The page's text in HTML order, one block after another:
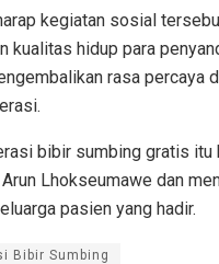
kegiatan sosial
kualitas hidup para
rasa percaya
bibir sumbing gratis itu
Lhokseumawe dan
pasien yang hadir.
Bibir Sumbing